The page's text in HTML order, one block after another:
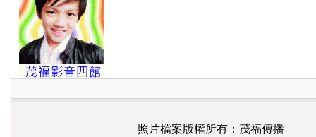
照片檔案版權所有：茂福傳播